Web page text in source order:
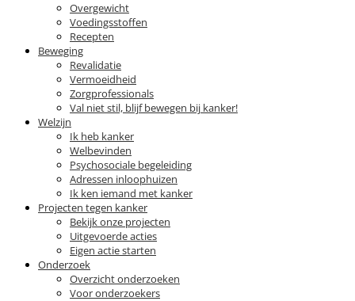
Overgewicht
Voedingsstoffen
Recepten
Beweging
Revalidatie
Vermoeidheid
Zorgprofessionals
Val niet stil, blijf bewegen bij kanker!
Welzijn
Ik heb kanker
Welbevinden
Psychosociale begeleiding
Adressen inloophuizen
Ik ken iemand met kanker
Projecten tegen kanker
Bekijk onze projecten
Uitgevoerde acties
Eigen actie starten
Onderzoek
Overzicht onderzoeken
Voor onderzoekers